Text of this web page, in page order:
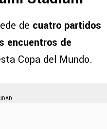
de cuatro partidos
encuentros de
Copa del Mundo.